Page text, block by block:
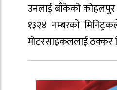
उनलाई बाँकेको कोहलपुर
१३२४ नम्बरको
मोटरसाइकललाई ठक्कर